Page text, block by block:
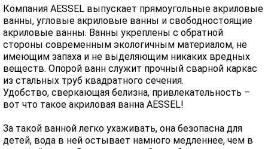
Компания AESSEL выпускает прямоугольные акриловые
ванны, угловые акриловые ванны и свободностоящие
акриловые ванны. Ванны укреплены с обратной
стороны современным экологичным материалом, не
имеющим запаха и не выделяющим никаких вредных
веществ. Опорой ванн служит прочный сварной каркас
из стальных труб квадратного сечения.
Удобство, сверкающая белизна, привлекательность –
вот что такое акриловая ванна AESSEL!
За такой ванной легко ухаживать, она безопасна для
детей, вода в ней остывает намного медленнее, чем в